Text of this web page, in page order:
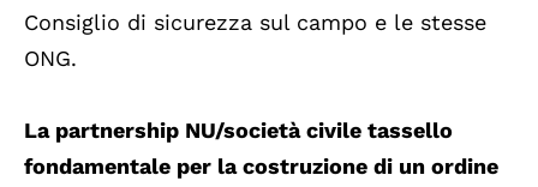
Consiglio di sicurezza sul campo e le stesse
ONG.
La partnership NU/società civile tassello
fondamentale per la costruzione di un ordine